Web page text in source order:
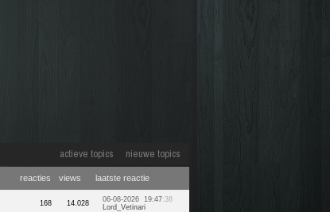
actieve topics nieuwe topics
reacties views laatste reactie
168 14.028 06-08-2026 19:47:38
Lord_Vetinari